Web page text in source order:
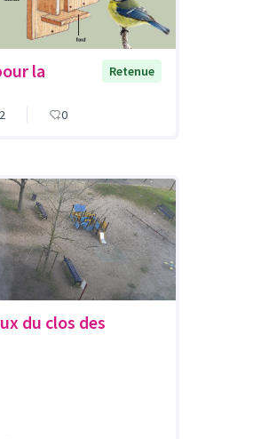
la
Retenue
2 0
du clos des